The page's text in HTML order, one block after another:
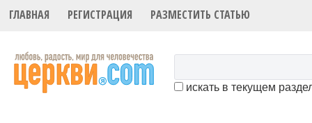
ГЛАВНАЯ РЕГИСТРАЦИЯ РАЗМЕСТИТЬ СТАТЬЮ
искать в текущем